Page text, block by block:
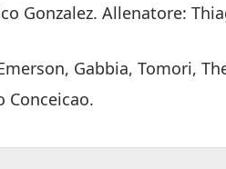
Gonzalez. Allenatore:
Gabbia, Tomori,
Conceicao.